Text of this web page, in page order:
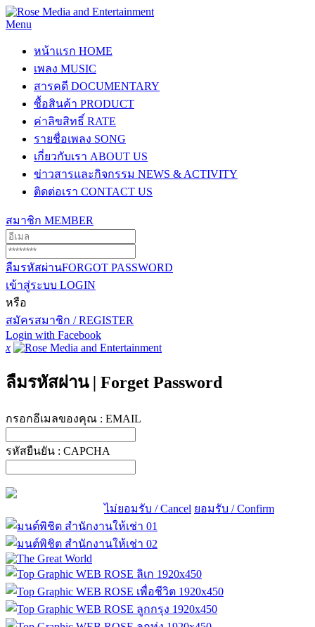
Menu
หน้าแรก HOME
เพลง MUSIC
สารคดี DOCUMENTARY
ซื้อสินค้า PRODUCT
ค่าลิขสิทธิ์ RATE
รายชื่อเพลง SONG
เกี่ยวกับเรา ABOUT US
ข่าวสารและกิจกรรม NEWS & ACTIVITY
ติดต่อเรา CONTACT US
สมาชิก MEMBER
ลืมรหัสผ่านFORGOT PASSWORD
เข้าสู่ระบบ LOGIN
หรือ
สมัครสมาชิก / REGISTER
Login with Facebook
x
ลืมรหัสผ่าน | Forget Password
กรอกอีเมลของคุณ : EMAIL
รหัสยืนยัน : CAPCHA
ไม่ยอมรับ / Cancel ยอมรับ / Confirm